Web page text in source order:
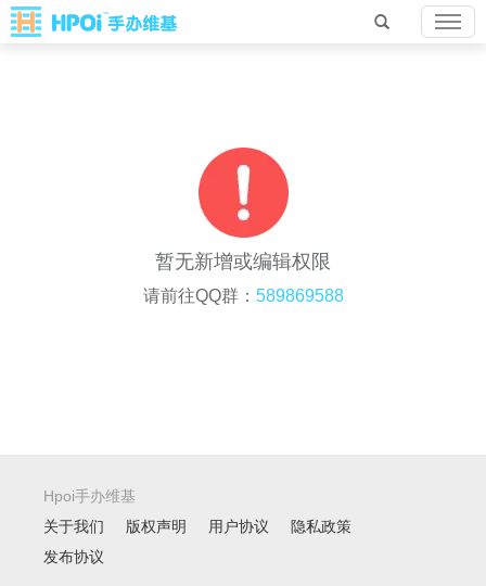
暂无新增或编辑权限
请前往QQ群： 589869588
Hpoi手办维基
关于我们
版权声明 用户协议
隐私政策
发布协议